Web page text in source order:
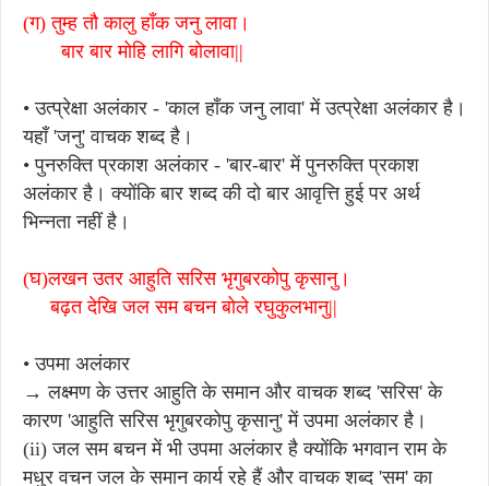
(ग) तुम्ह तौ कालु हाँक जनु लावा।
बार बार मोहि लागि बोलावा||
• उत्प्रेक्षा अलंकार - 'काल हाँक जनु लावा' में उत्प्रेक्षा अलंकार है।
यहाँ 'जनु' वाचक शब्द है।
• पुनरुक्ति प्रकाश अलंकार - 'बार-बार' में पुनरुक्ति प्रकाश
अलंकार है। क्योंकि बार शब्द की दो बार आवृत्ति हुई पर अर्थ
भिन्नता नहीं है।
(घ)लखन उतर आहुति सरिस भृगुबरकोपु कृसानु।
बढ़त देखि जल सम बचन बोले रघुकुलभानु||
• उपमा अलंकार
→ लक्ष्मण के उत्तर आहुति के समान और वाचक शब्द 'सरिस' के
कारण 'आहुति सरिस भृगुबरकोपु कृसानु' में उपमा अलंकार है।
(ii) जल सम बचन में भी उपमा अलंकार है क्योंकि भगवान राम के
मधुर वचन जल के समान कार्य रहे हैं और वाचक शब्द 'सम' का